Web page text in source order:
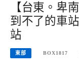
【台東。卑
到不了的車
站
東部 BOX1817